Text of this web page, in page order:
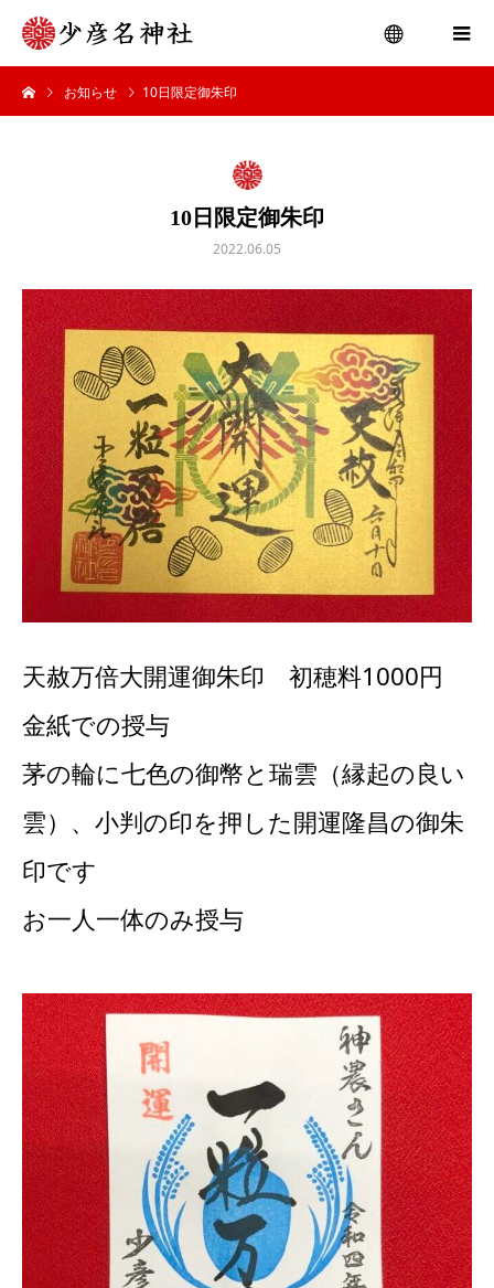
お知らせ 10日限定御朱印
10日限定御朱印
2022.06.05
天赦万倍大開運御朱印 初穂料1000円
金紙での授与
茅の輪に七色の御幣と瑞雲（縁起の良い
雲）、小判の印を押した開運隆昌の御朱
印です
お一人一体のみ授与